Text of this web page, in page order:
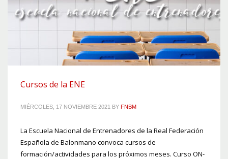
Cursos de la ENE
MIÉRCOLES, 17 NOVIEMBRE 2021 BY FNBM
La Escuela Nacional de Entrenadores de la Real Federación
Española de Balonmano convoca cursos de
formación/actividades para los próximos meses. Curso ON-